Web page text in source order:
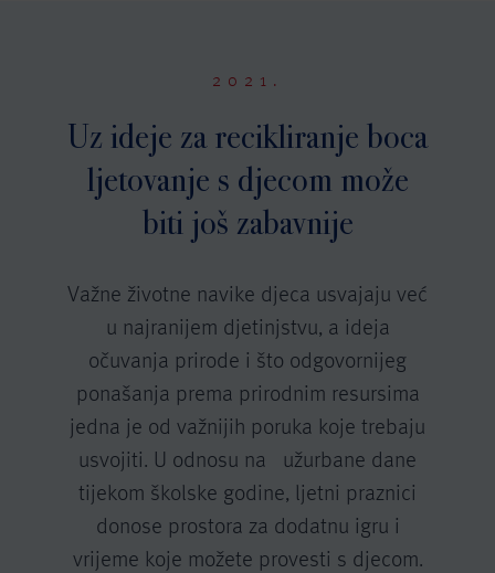
2021.
Uz ideje za recikliranje boca
ljetovanje s djecom može
biti još zabavnije
Važne životne navike djeca usvajaju već
u najranijem djetinjstvu, a ideja
očuvanja prirode i što odgovornijeg
ponašanja prema prirodnim resursima
jedna je od važnijih poruka koje trebaju
usvojiti. U odnosu na užurbane dane
tijekom školske godine, ljetni praznici
donose prostora za dodatnu igru i
vrijeme koje možete provesti s djecom.